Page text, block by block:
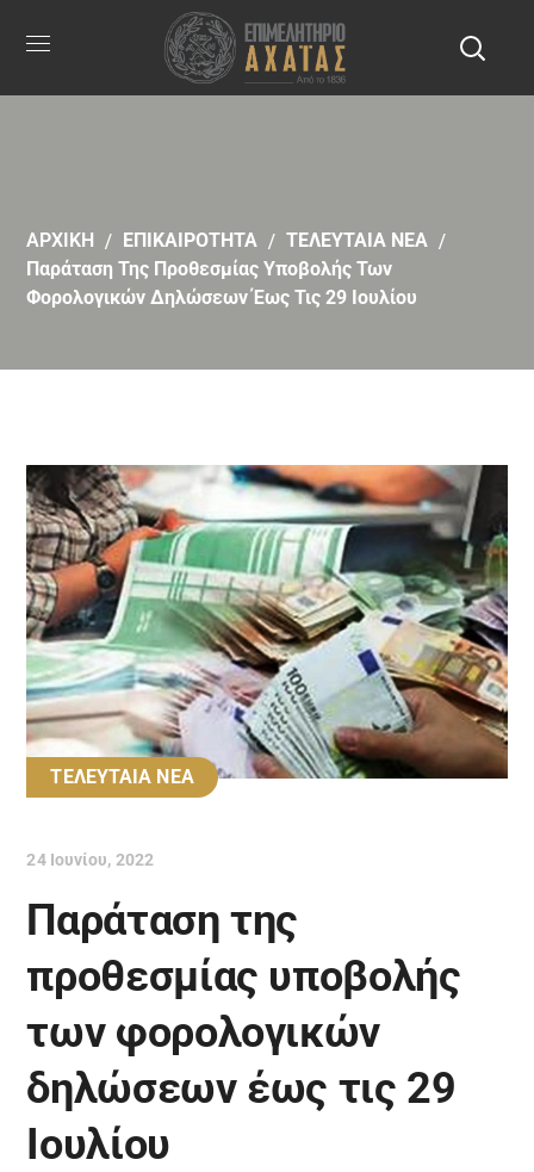
ΑΡΧΙΚΗ ΕΠΙΚΑΙΡΟΤΗΤΑ
ΤΕΛΕΥΤΑΙΑ ΝΕΑ
Παράταση Της Προθεσμίας Υποβολής Των
Φορολογικών Δηλώσεων Έως Τις 29 Ιουλίου
ΤΕΛΕΥΤΑΙΑ ΝΕΑ
24 Ιουνίου, 2022
Παράταση της
προθεσμίας υποβολής
των φορολογικών
δηλώσεων έως τις 29
Ιουλίου